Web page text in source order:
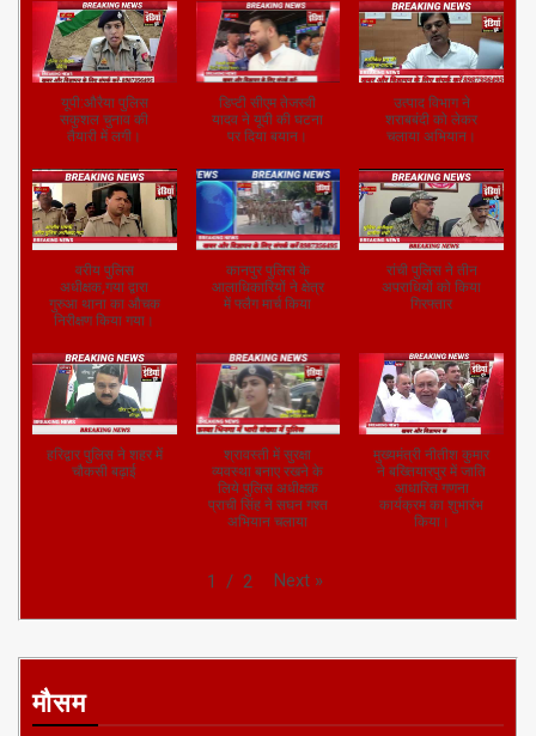
यूपी:औरैया पुलिस
सकुशल चुनाव की
तैयारी में लगी।
डिप्टी सीएम तेजस्वी
यादव ने यूपी की घटना
पर दिया बयान।
उत्पाद विभाग ने
शराबबंदी को लेकर
चलाया अभियान।
वरीय पुलिस
अधीक्षक,गया द्वारा
गुरुआ थाना का औचक
निरीक्षण किया गया।
कानपुर पुलिस के
आलाधिकारियों ने क्षेत्र
में फ्लैग मार्च किया
रांची पुलिस ने तीन
अपराधियों को किया
गिरफ्तार
हरिद्वार पुलिस ने शहर में
चौकसी बढ़ाई
श्रावस्ती में सुरक्षा
व्यवस्था बनाए रखने के
लिये पुलिस अधीक्षक
प्राची सिंह ने सघन गश्त
अभियान चलाया
मुख्यमंत्री नीतीश कुमार
ने बख्तियारपुर में जाति
आधारित गणना
कार्यक्रम का शुभारंभ
किया।
1 / 2 Next »
मौसम